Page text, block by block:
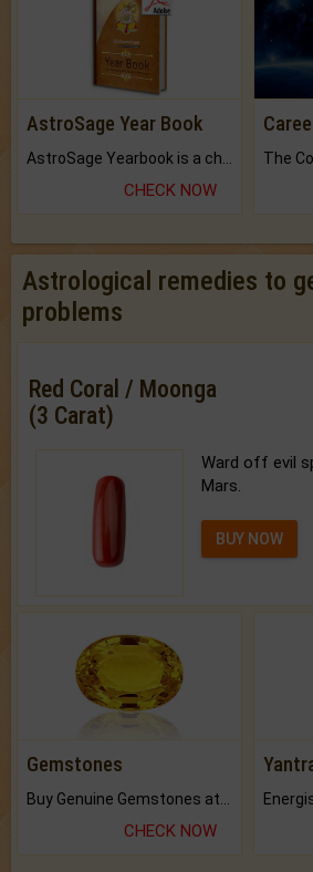
AstroSage Year Book
CHECK NOW
Astrological remedies to
problems
Red Coral / Moonga
(3 Carat)
Ward off evil
Mars.
BUY NOW
Gemstones
CHECK NOW